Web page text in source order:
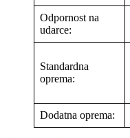
Odpornost na
udarce:
Standardna
oprema:
Dodatna oprema: